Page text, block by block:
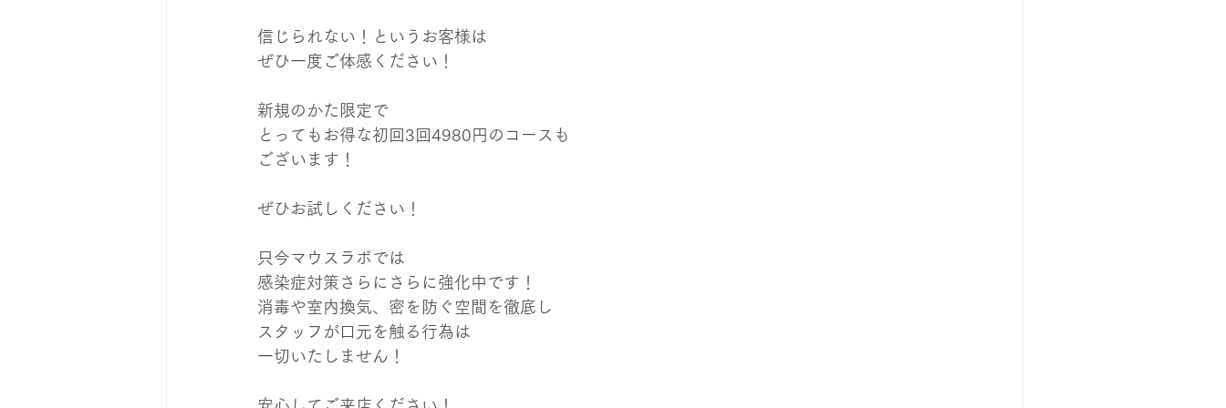
信じられない！というお客様は
ぜひ一度ご体感ください！
新規のかた限定で
とってもお得な初回3回4980円のコースも
ございます！
ぜひお試しください！
只今マウスラボでは
感染症対策さらにさらに強化中です！
消毒や室内換気、密を防ぐ空間を徹底し
スタッフが口元を触る行為は
一切いたしません！